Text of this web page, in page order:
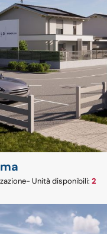
- Unità disponibili: 2